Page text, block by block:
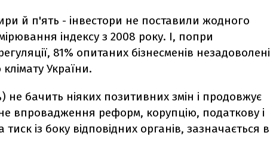
й п'ять - інвестори не поставили жодного
індексу з 2008 року. І, попри
81% опитаних бізнесменів незадоволені
України.
бачить ніяких позитивних змін і продовжує
впровадження реформ, корупцію, податкову і
тиск із боку відповідних органів, зазначається в